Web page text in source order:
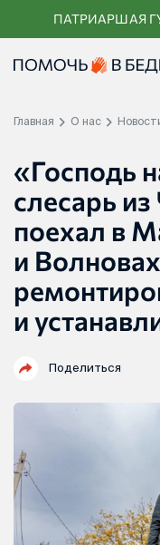
Перейти
к
контенту
ПАТРИАРШАЯ
Главная О нас
«Господь
слесарь
поехал в
и
и
Поделиться